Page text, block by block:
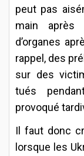
peut pas
main après
d’organes
rappel, des
sur des
tués
provoqué
Il faut donc
lorsque les